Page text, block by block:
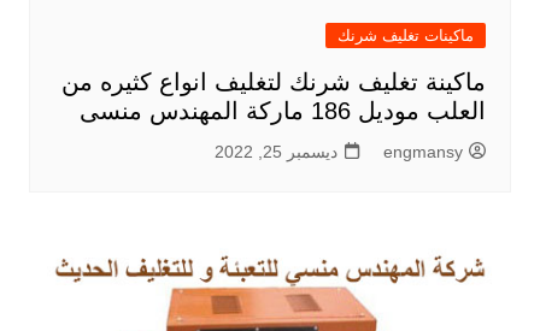
ماكينات تغليف شرنك
ماكينة تغليف شرنك لتغليف انواع كثيره من
العلب موديل 186 ماركة المهندس منسى
engmansy ديسمبر 25, 2022